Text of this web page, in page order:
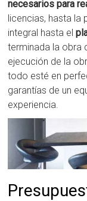
necesarios para
licencias, hasta
integral hasta el
terminada la obra
ejecución de la
todo esté en
garantías de un
experiencia.